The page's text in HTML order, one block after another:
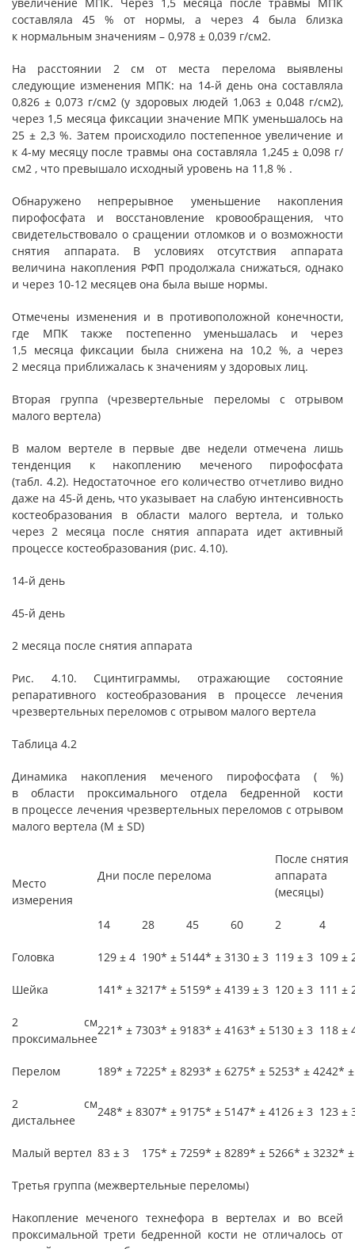
составляла 45 % от нормы, а через 4 была близка
к нормальным значениям – 0,978 ± 0,039 г/см2.
На расстоянии 2 см от места перелома выявлены
следующие изменения МПК: на 14-й день она составляла
0,826 ± 0,073 г/см2 (у здоровых людей 1,063 ± 0,048 г/см2),
через 1,5 месяца фиксации значение МПК уменьшалось на
25 ± 2,3 %. Затем происходило постепенное увеличение и
к 4-му месяцу после травмы она составляла 1,245 ± 0,098 г/
см2 , что превышало исходный уровень на 11,8 % .
Обнаружено непрерывное уменьшение накопления
пирофосфата и восстановление кровообращения, что
свидетельствовало о сращении отломков и о возможности
снятия аппарата. В условиях отсутствия аппарата
величина накопления РФП продолжала снижаться, однако
и через 10-12 месяцев она была выше нормы.
Отмечены изменения и в противоположной конечности,
где МПК также постепенно уменьшалась и через
1,5 месяца фиксации была снижена на 10,2 %, а через
2 месяца приближалась к значениям у здоровых лиц.
Вторая группа (чрезвертельные переломы с отрывом
малого вертела)
В малом вертеле в первые две недели отмечена лишь
тенденция к накоплению меченого пирофосфата
(табл. 4.2). Недостаточное его количество отчетливо видно
даже на 45-й день, что указывает на слабую интенсивность
костеобразования в области малого вертела, и только
через 2 месяца после снятия аппарата идет активный
процессе костеобразования (рис. 4.10).
14-й день
45-й день
2 месяца после снятия аппарата
Рис. 4.10. Сцинтиграммы, отражающие состояние
репаративного костеобразования в процессе лечения
чрезвертельных переломов с отрывом малого вертела
Таблица 4.2
Динамика накопления меченого пирофосфата ( %)
в области проксимального отдела бедренной кости
в процессе лечения чрезвертельных переломов с отрывом
малого вертела (М ± SD)
Место
измерения
Дни после перелома
После снятия
аппарата
(месяцы)
14 28 45 60 2 4
Головка 129 ± 4 190* ± 5144* ± 3130 ± 3 119 ± 3 109 ±
Шейка 141* ± 3217* ± 5159* ± 4139 ± 3 120 ± 3 111 ±
2 см
проксимальнее
221* ± 7303* ± 9183* ± 4163* ± 5130 ± 3 118 ±
Перелом 189* ± 7225* ± 8293* ± 6275* ± 5253* ± 4242*
2 см
дистальнее
248* ± 8307* ± 9175* ± 5147* ± 4126 ± 3 123 ±
Малый вертел 83 ± 3 175* ± 7259* ± 8289* ± 5266* ± 3232*
Третья группа (межвертельные переломы)
Накопление меченого технефора в вертелах и во всей
проксимальной трети бедренной кости не отличалось от